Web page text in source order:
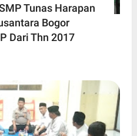
Tunas Harapan
Bogor
Dari Thn 2017